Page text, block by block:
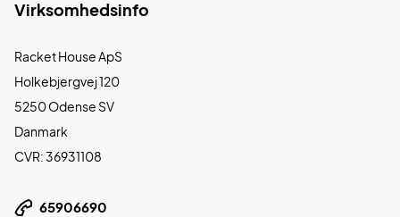
Virksomhedsinfo
Racket House ApS
Holkebjergvej 120
5250 Odense SV
Danmark
CVR: 36931108
65906690